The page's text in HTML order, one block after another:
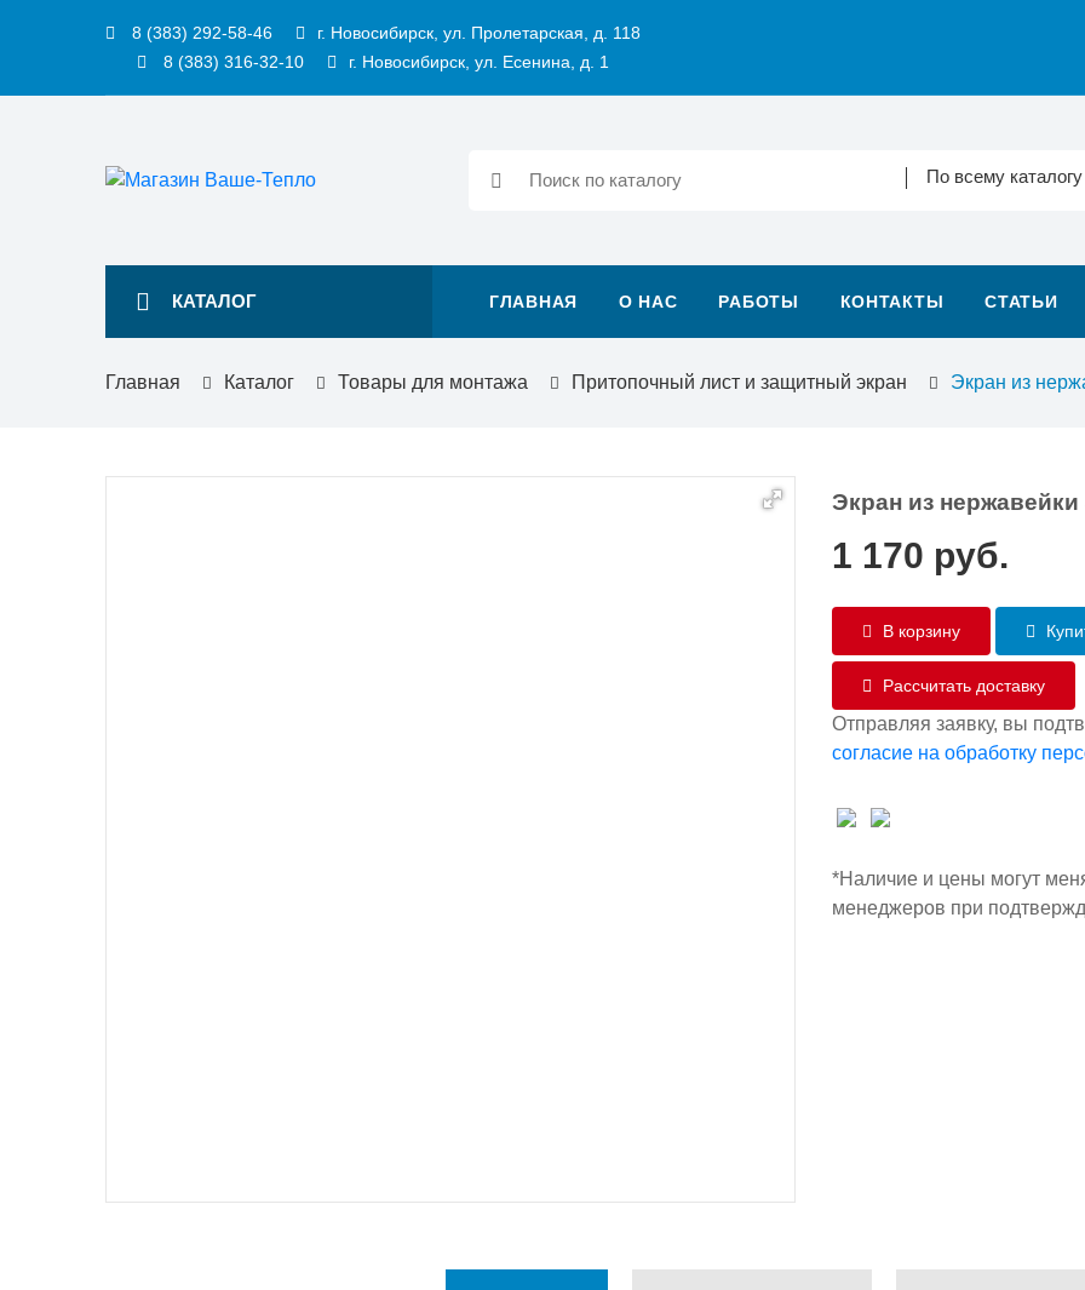
8 (383) 292-58-46
г. Новосибирск, ул. Пролетарская, д. 118
8 (383) 316-32-10
г. Новосибирск, ул. Есенина, д. 1
По всему каталогу
КАТАЛОГ ГЛАВНАЯ О НАС РАБОТЫ КОНТАКТЫ СТАТЬИ
Главная Каталог Товары для монтажа Притопочный лист и защитный экран Экран из
Экран из
1 170 руб.
В корзину
Рассчитать доставку
Отправляя заявку, вы
согласие на обработку
*Наличие и цены могут
менеджеров при